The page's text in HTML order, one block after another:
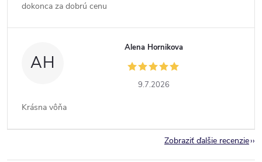
dokonca za dobrú cenu
AH
Alena Hornikova
9.7.2026
Krásna vôňa
Zobraziť ďalšie recenzie